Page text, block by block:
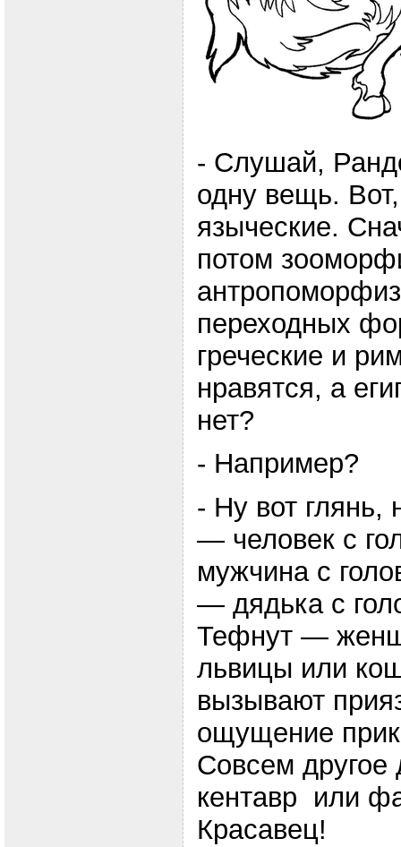
- Слушай,
одну вещь.
языческие.
потом
переходных
греческие и
нравятся, а
нет?
- Например?
- Ну вот глянь,
— человек с
мужчина с
— дядька с
Тефнут —
львицы или
вызывают
ощущение
Совсем
кентавр или
Красавец!